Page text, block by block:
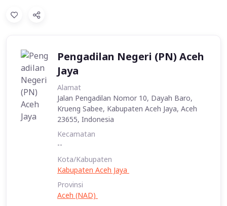
Pengadilan Negeri (PN) Aceh
Jaya
Alamat
Jalan Pengadilan Nomor 10, Dayah Baro,
Krueng Sabee, Kabupaten Aceh Jaya, Aceh
23655, Indonesia
Kecamatan
--
Kota/Kabupaten
Kabupaten Aceh Jaya
Provinsi
Aceh (NAD)